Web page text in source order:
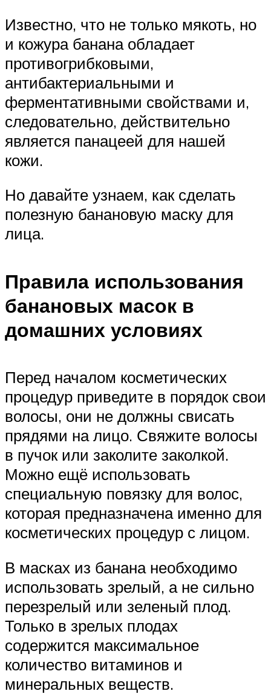
Известно, что не только мякоть, но
и кожура банана обладает
противогрибковыми,
антибактериальными и
ферментативными свойствами и,
следовательно, действительно
является панацеей для нашей
кожи.
Но давайте узнаем, как сделать
полезную банановую маску для
лица.
Правила использования
банановых масок в
домашних условиях
Перед началом косметических
процедур приведите в порядок свои
волосы, они не должны свисать
прядями на лицо. Свяжите волосы
в пучок или заколите заколкой.
Можно ещё использовать
специальную повязку для волос,
которая предназначена именно для
косметических процедур с лицом.
В масках из банана необходимо
использовать зрелый, а не сильно
перезрелый или зеленый плод.
Только в зрелых плодах
содержится максимальное
количество витаминов и
минеральных веществ.